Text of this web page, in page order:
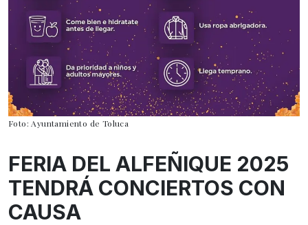
Foto: Ayuntamiento de Toluca
FERIA DEL ALFEÑIQUE 2025
TENDRÁ CONCIERTOS CON
CAUSA